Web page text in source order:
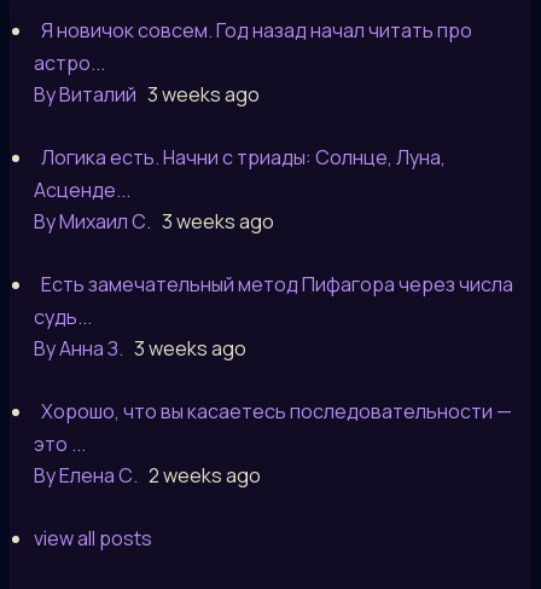
Я новичок совсем. Год назад начал читать про
астро...
By Виталий 3 weeks ago
Логика есть. Начни с триады: Солнце, Луна,
Асценде...
By Михаил С. 3 weeks ago
Есть замечательный метод Пифагора через числа
судь...
By Анна З. 3 weeks ago
Хорошо, что вы касаетесь последовательности —
это ...
By Елена С. 2 weeks ago
view all posts